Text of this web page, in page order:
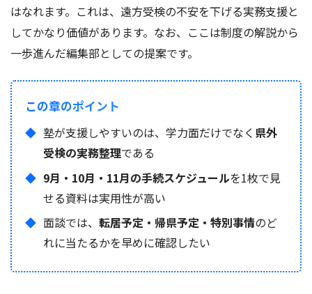
はなれます。これは、遠方受検の不安を下げる実務支援と
してかなり価値があります。なお、ここは制度の解説から
一歩進んだ編集部としての提案です。
この章のポイント
塾が支援しやすいのは、学力面だけでなく 県外
受検の実務整理である
9月・10月・11月の手続スケジュールを1枚で見
せる資料は実用性が高い
面談では、 転居予定・帰県予定・特別事情のど
れに当たるかを早めに確認したい